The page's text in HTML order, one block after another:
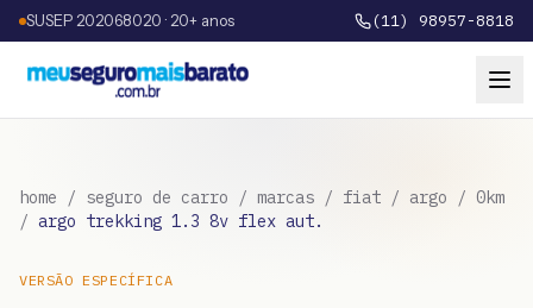
SUSEP 202068020 · 20+ anos (11) 98957-8818
home / seguro de carro / marcas / fiat / argo / 0km
/ argo trekking 1.3 8v flex aut.
VERSÃO ESPECÍFICA